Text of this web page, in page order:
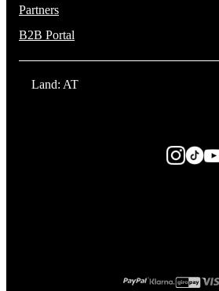
Partners
B2B Portal
Land: AT